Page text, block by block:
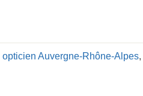
opticien Auvergne-Rhône-Alpes,